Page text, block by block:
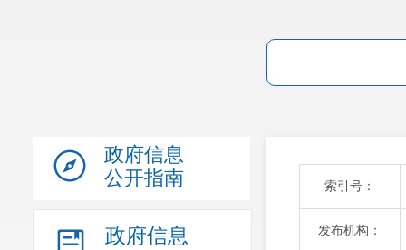
政府信息
公开指南
政府信息
索引号：
发布机构：